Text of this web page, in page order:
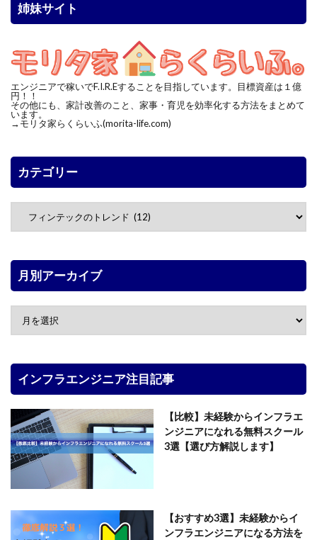
姉妹サイト
エンジニアで稼いでF.I.R.Eすることを目指しています。目標資産は１億
円！！
その他にも、家計改善のこと、家事・育児を効率化する方法をまとめて
います。
→モリタ家らくらいふ(morita-life.com)
カテゴリー
月別アーカイブ
インフラエンジニア注目記事
【比較】未経験からインフラエ
ンジニアになれる無料スクール
3選【選び方解説します】
【おすすめ3選】未経験からイ
ンフラエンジニアになる方法を